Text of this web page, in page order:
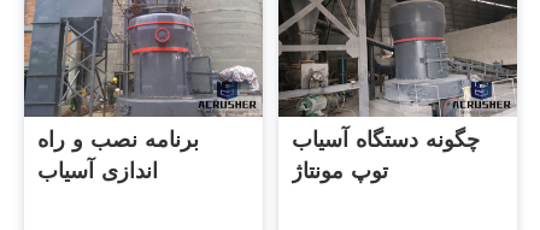
برنامه نصب و راه
اندازی آسیاب
چگونه دستگاه آسیاب
توپ مونتاژ